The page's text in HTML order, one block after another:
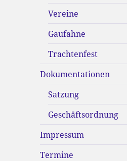
Vereine
Gaufahne
Trachtenfest
Dokumentationen
Satzung
Geschäftsordnung
Impressum
Termine